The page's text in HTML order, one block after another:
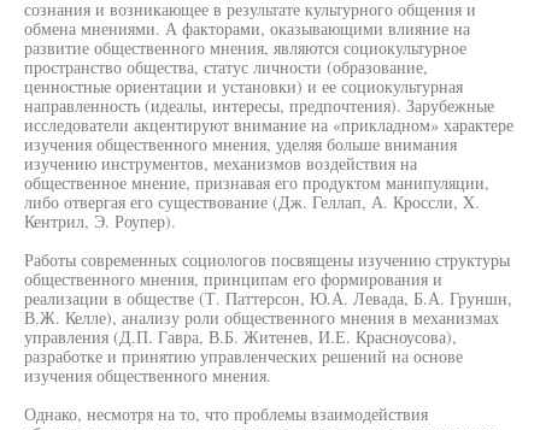
сознания и возникающее в результате культурного общения и
обмена мнениями. А факторами, оказывающими влияние на
развитие общественного мнения, являются социокультурное
пространство общества, статус личности (образование,
ценностные ориентации и установки) и ее социокультурная
направленность (идеалы, интересы, предпочтения). Зарубежные
исследователи акцентируют внимание на «прикладном» характере
изучения общественного мнения, уделяя больше внимания
изучению инструментов, механизмов воздействия на
общественное мнение, признавая его продуктом манипуляции,
либо отвергая его существование (Дж. Геллап, А. Кроссли, X.
Кентрил, Э. Роупер).
Работы современных социологов посвящены изучению структуры
общественного мнения, принципам его формирования и
реализации в обществе (Т. Паттерсон, Ю.А. Левада, Б.А. Груншн,
В.Ж. Келле), анализу роли общественного мнения в механизмах
управления (Д.П. Гавра, В.Б. Житенев, И.Е. Красноусова),
разработке и принятию управленческих решений на основе
изучения общественного мнения.
Однако, несмотря на то, что проблемы взаимодействия